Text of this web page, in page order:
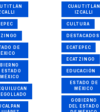
DE
ESTADO
MÉXICO
CUAUTITLÁN
IZCALLI
CULTURA
DESTACADOS
ECATEPEC
ECATZINGO
EDUCACIÓN
ESTADO DE
MÉXICO
GOBIERNO
DEL ESTADO